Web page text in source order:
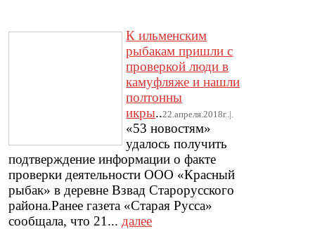
К ильменским
рыбакам пришли с
проверкой люди в
камуфляже и нашли
полтонны
икры..22.апреля.2018г..|.
«53 новостям»
удалось получить
подтверждение информации о факте
проверки деятельности ООО «Красный
рыбак» в деревне Взвад Старорусского
района.Ранее газета «Старая Русса»
сообщала, что 21... далее